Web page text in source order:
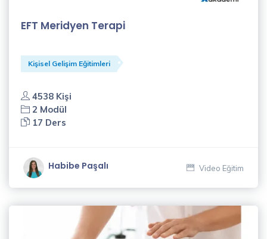
EFT Meridyen Terapi
Kişisel Gelişim Eğitimleri
4538 Kişi
2 Modül
17 Ders
Habibe Paşalı Video Eğitim